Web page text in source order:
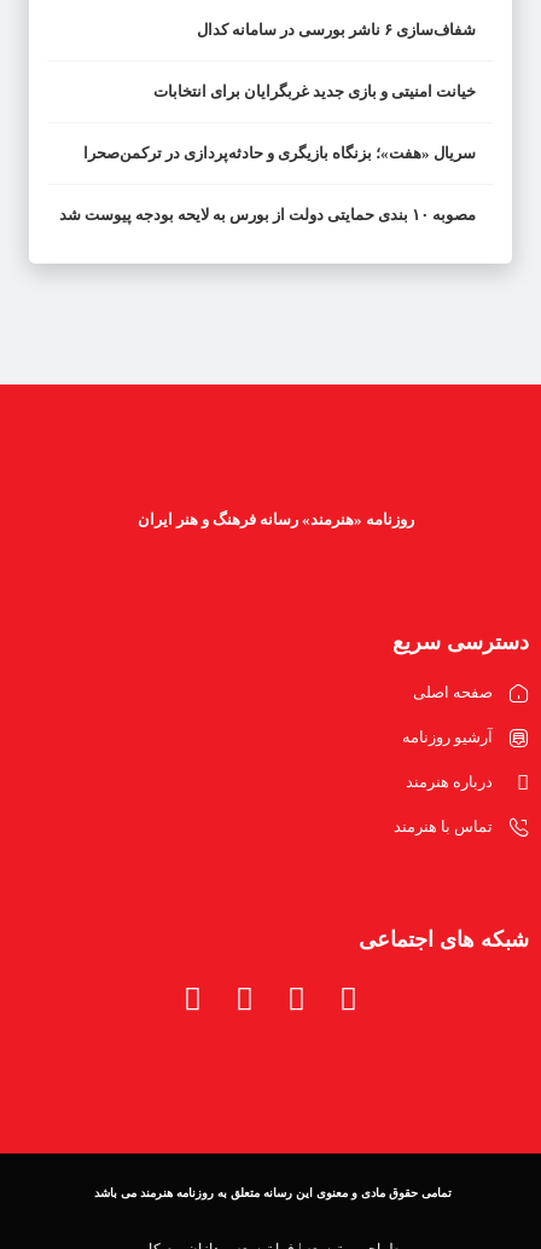
شفاف‌سازی ۶ ناشر بورسی در سامانه کدال
خیانت امنیتی و بازی جدید غربگرایان برای انتخابات
سریال «هفت»؛ بزنگاه بازیگری و حادثه‌پردازی در ترکمن‌صحرا
مصوبه ۱۰ بندی حمایتی دولت از بورس به لایحه بودجه پیوست شد
روزنامه «هنرمند» رسانه فرهنگ و هنر ایران
دسترسی سریع
صفحه اصلی
آرشیو روزنامه
درباره هنرمند
تماس با هنرمند
شبکه های اجتماعی
تمامی حقوق مادی و معنوی این رسانه متعلق به روزنامه هنرمند می باشد